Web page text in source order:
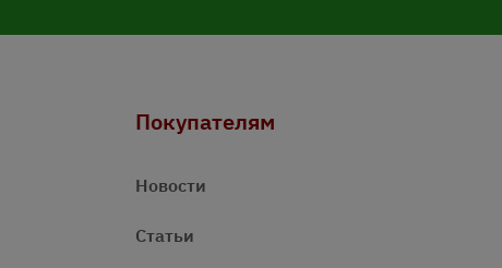
Покупателям
Новости
Статьи